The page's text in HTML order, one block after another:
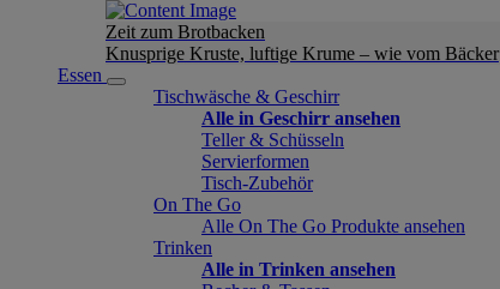
Zeit zum Brotbacken
Knusprige Kruste, luftige Krume – wie vom Bäcker
Essen
Tischwäsche & Geschirr
Alle in Geschirr ansehen
Teller & Schüsseln
Servierformen
Tisch-Zubehör
On The Go
Alle On The Go Produkte ansehen
Trinken
Alle in Trinken ansehen